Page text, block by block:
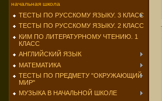
начальная школа
ТЕСТЫ ПО РУССКОМУ ЯЗЫКУ. 3 КЛАСС
ТЕСТЫ ПО РУССКОМУ ЯЗЫКУ. 2 КЛАСС
КИМ ПО ЛИТЕРАТУРНОМУ ЧТЕНИЮ. 1
КЛАСС
АНГЛИЙСКИЙ ЯЗЫК
МАТЕМАТИКА
ТЕСТЫ ПО ПРЕДМЕТУ "ОКРУЖАЮЩИЙ
МИР"
МУЗЫКА В НАЧАЛЬНОЙ ШКОЛЕ